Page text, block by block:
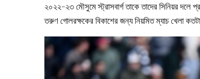
২০২২-২৩ মৌসুমে স্ট্রাসবার্গ তাকে তাদের সিনিয়র
তরুণ গোলরক্ষকের বিকাশের জন্য নিয়মিত ম্যাচ খেলা